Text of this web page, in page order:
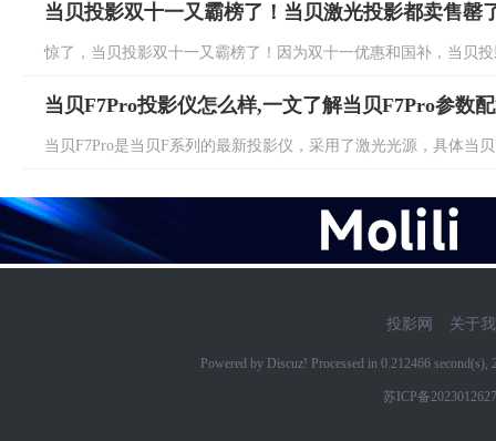
当贝投影双十一又霸榜了！当贝激光投影都卖售罄
惊了，当贝投影双十一又霸榜了！因为双十一优惠和国补，当贝
当贝F7Pro投影仪怎么样,一文了解当贝F7Pro参数
当贝F7Pro是当贝F系列的最新投影仪，采用了激光光源，具体当
投影网 关于
Powered by Discuz! Processed in 0.212466
苏ICP备